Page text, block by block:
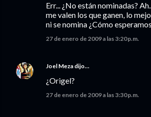
Err... ¿No están nominadas?
me valen los que ganen, lo
ni se nomina ¿Cómo
27 de enero de 2009 a las 3:20 p.m.
Joel Meza dijo…
¿Origel?
27 de enero de 2009 a las 3:30 p.m.